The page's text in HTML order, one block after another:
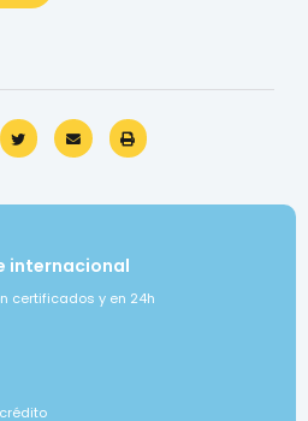
internacional
certificados y en 24h